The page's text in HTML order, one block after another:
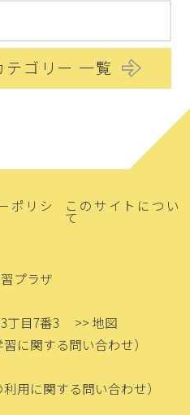
テゴリー 一覧
ポリシ このサイトについ
て
プラザ
丁目7番3
>> 地図
習に関する問い合わせ）
利用に関する問い合わせ）